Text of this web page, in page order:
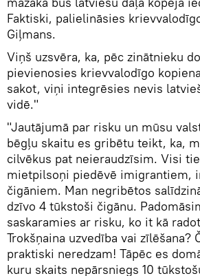
Faktiski, palielināsies
Giļmans.
Viņš uzsvēra, ka, pēc zinātnieku
pievienosies krievvalodīgo
sakot, viņi integrēsies nevis
vidē."
"Jautājumā par risku un mūsu
bēgļu skaitu es gribētu teikt, ka,
cilvēkus pat neieraudzīsim. Visi
mietpilsoņi piedēvē imigrantiem,
čigāniem. Man negribētos
dzīvo 4 tūkstoši čigānu.
saskaramies ar risku, ko it kā
Trokšņaina uzvedība vai zīlēšana?
praktiski neredzam! Tāpēc es
kuru skaits nepārsniegs 10